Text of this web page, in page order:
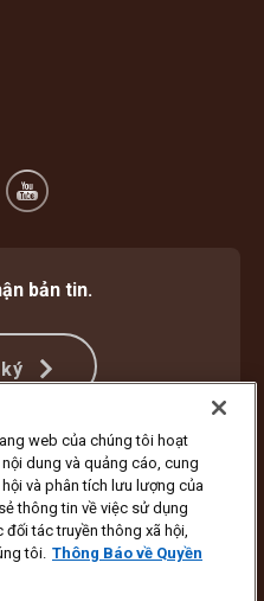
bản tin.
khoản và Điều kiện
Thông Báo về Quyền Riêng Tư
Service of America, Inc. Bảo lưu
tin tức cập nhật qua email?
web của chúng tôi hoạt
dung và quảng cáo, cung
và phân tích lưu lượng của
thông tin về việc sử dụng
tác truyền thông xã hội,
tôi. Thông Báo về Quyền